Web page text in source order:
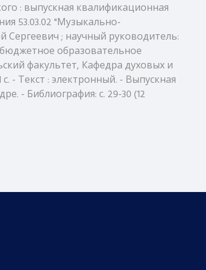
: выпускная квалификационная
53.03.02 "Музыкально-
Сергеевич ; научный руководитель:
образовательное
факультет, Кафедра духовых и
- Текст : электронный. - Выпускная
- Библиография: с. 29-30 (12